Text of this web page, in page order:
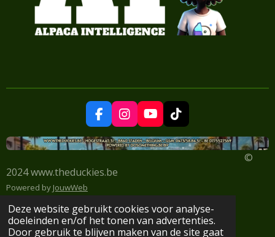
Deze website gebruikt cookies voor analyse-
doeleinden en/of het tonen van advertenties.
Door gebruik te blijven maken van de site gaat
F
a
c
e
o
k
I
n
s
t
a
m
Y
o
u
T
T
i
k
T
©
2024 www.theduckies.be
Powered by JouwWeb